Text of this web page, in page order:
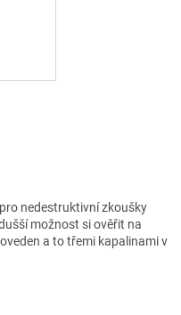
nedestruktivní zkoušky
možnost si ověřit na
a to třemi kapalinami v